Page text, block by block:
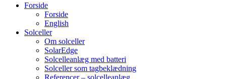
Forside
Forside
English
Solceller
Om solceller
SolarEdge
Solcelleanlæg med batteri
Solceller som tagbeklædning
Referencer – solcelleanlæg